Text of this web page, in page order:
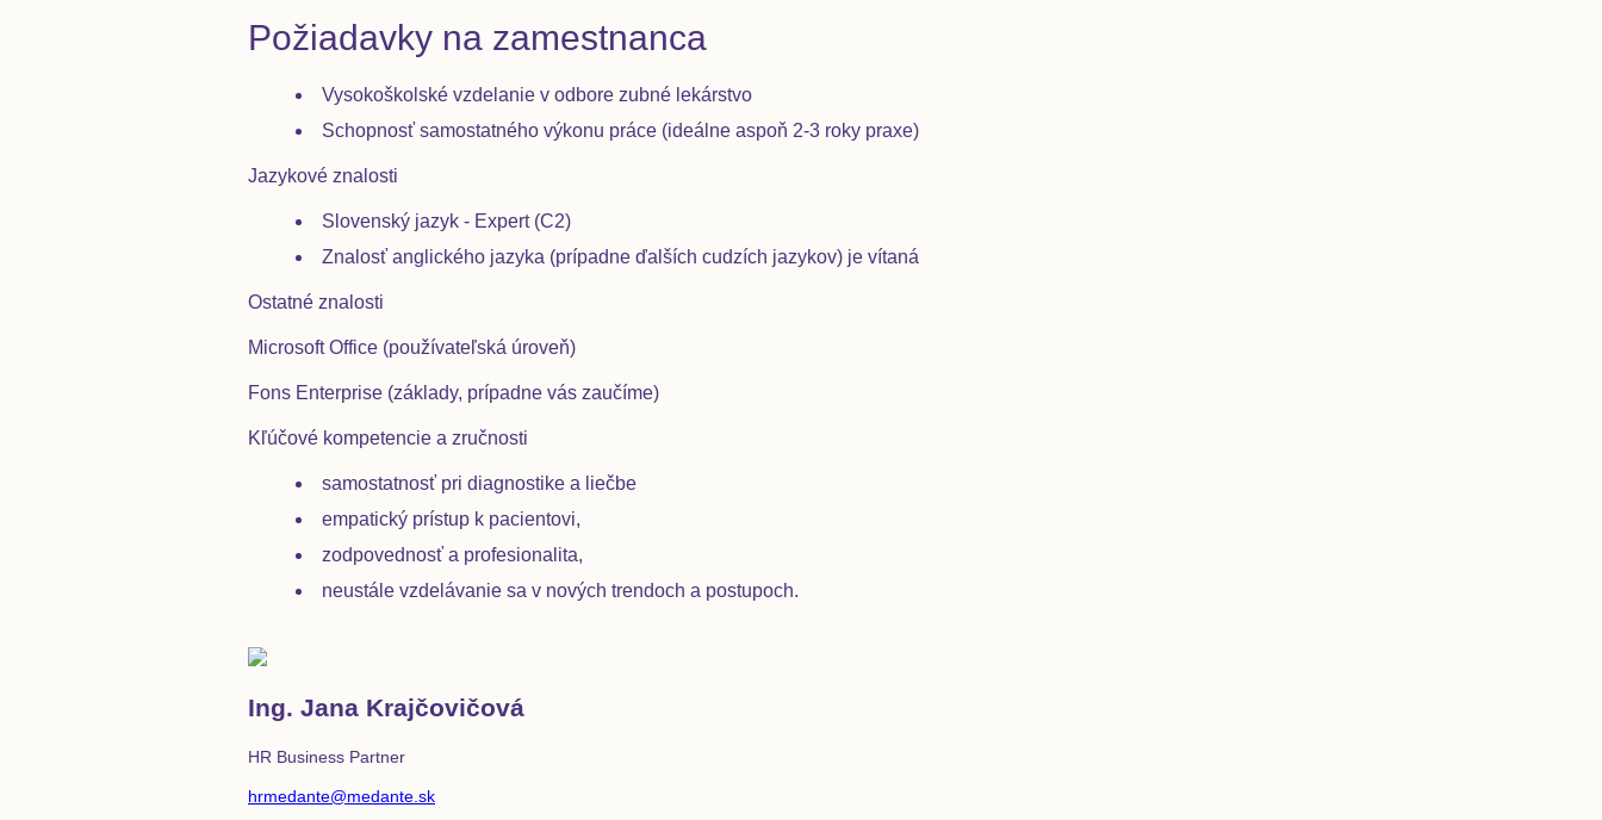
Požiadavky na zamestnanca
Vysokoškolské vzdelanie v odbore zubné lekárstvo
Schopnosť samostatného výkonu práce (ideálne aspoň 2-3 roky praxe)
Jazykové znalosti
Slovenský jazyk - Expert (C2)
Znalosť anglického jazyka (prípadne ďalších cudzích jazykov) je vítaná
Ostatné znalosti
Microsoft Office (používateľská úroveň)
Fons Enterprise (základy, prípadne vás zaučíme)
Kľúčové kompetencie a zručnosti
samostatnosť pri diagnostike a liečbe
empatický prístup k pacientovi,
zodpovednosť a profesionalita,
neustále vzdelávanie sa v nových trendoch a postupoch.
Ing. Jana Krajčovičová
HR Business Partner
hrmedante@medante.sk